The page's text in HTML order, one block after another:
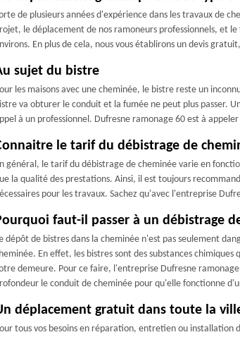
de plusieurs années d'expérience dans les travaux de
le déplacement de nos ramoneurs professionnels, et
En plus de cela, nous vous établirons un devis
sujet du bistre
les maisons avec une cheminée, le bistre reste un
va obturer le conduit et la fumée ne peut plus passer.
à un professionnel. Dufresne ramonage 60 est à
le tarif du débistrage de
général, le tarif du débistrage de cheminée varie en
la qualité des prestations. Ainsi, il est toujours
pour les travaux. Sachez qu'avec l'entreprise
faut-il passer à un débistrage
dépôt de bistres dans la cheminée n'est pas seulement
En effet, les bistres sont des substances
demeure. Pour ce faire, l'entreprise Dufresne
le conduit de cheminée pour qu'elle fonctionne
déplacement gratuit dans toute la
tous vos besoins en réparation, entretien ou installation